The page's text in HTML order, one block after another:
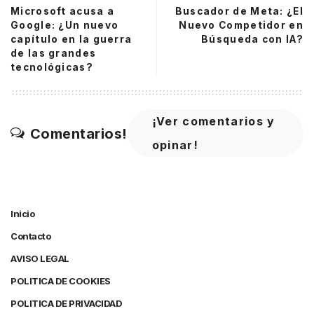
Microsoft acusa a
Google: ¿Un nuevo
capítulo en la guerra
de las grandes
tecnológicas?
Buscador de Meta: ¿El
Nuevo Competidor en
Búsqueda con IA?
Comentarios!
¡Ver comentarios y
opinar!
Inicio
Contacto
AVISO LEGAL
POLITICA DE COOKIES
POLITICA DE PRIVACIDAD